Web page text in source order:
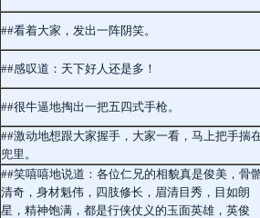
##看着大家，发出一阵阴笑。
##感叹道：天下好人还是多！
##很牛逼地掏出一把五四式手枪。
##激动地想跟大家握手，大家一看，马上把手揣
兜里。
##笑嘻嘻地说道：各位仁兄的相貌真是俊美，骨
清奇，身材魁伟，四肢修长，眉清目秀，目如朗
星，精神饱满，都是行侠仗义的玉面英雄，英俊